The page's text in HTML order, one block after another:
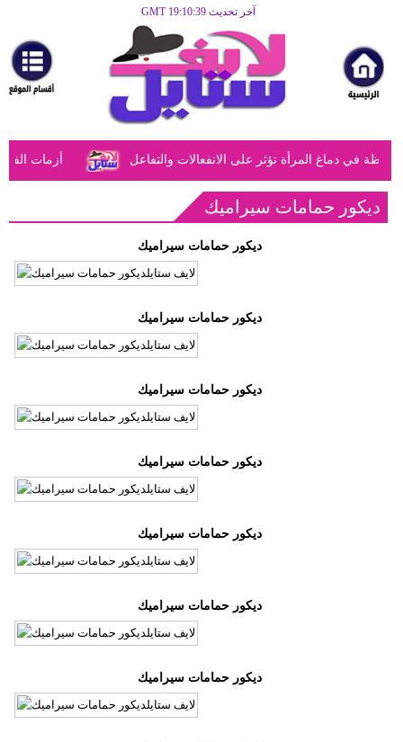
آخر تحديث GMT 19:10:39
مرأة
أزياء
أزياء
إسلامية
صحة
وسفر
فيديو
مشاكل
أزمات في دماغ المرأة تؤثر على الانفعالات والتفاعل
ديكور حمامات سيراميك
ديكور حمامات سيراميك
ديكور حمامات سيراميك
ديكور حمامات سيراميك
ديكور حمامات سيراميك
ديكور حمامات سيراميك
ديكور حمامات سيراميك
ديكور حمامات سيراميك